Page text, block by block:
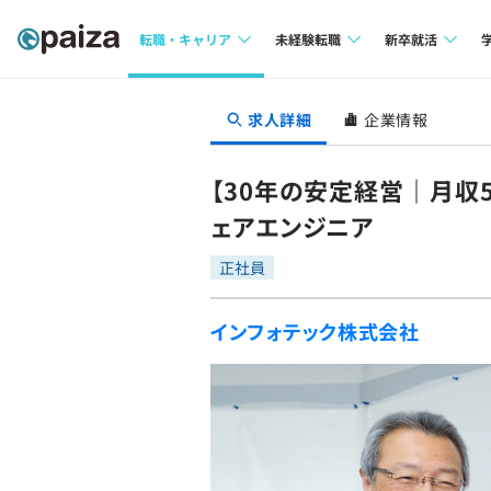
転職・キャリア
転職成功ガイド
未経験転職
求人検索
転職成功ガイド
新卒就活
本選考
インターン
インタビュー
就活成功ガイド
求人詳細 企業情報
【30年の安定経営｜月収
ェアエンジニア
正社員
インフォテック株式会社